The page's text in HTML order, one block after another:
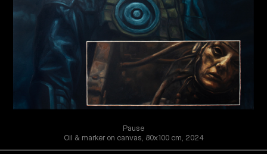
Pause
Oil & marker on canvas, 80x100 cm, 2024